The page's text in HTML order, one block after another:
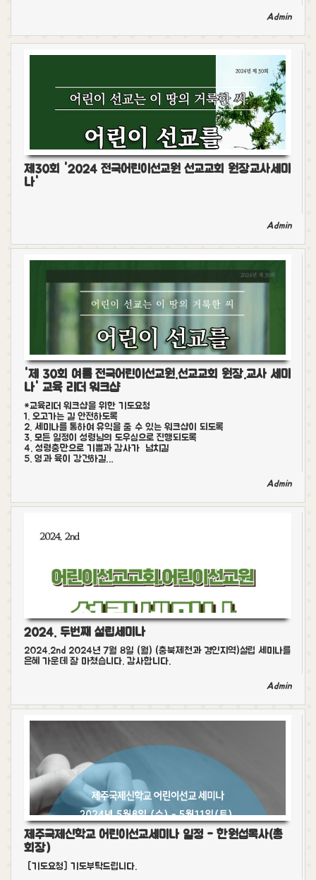
Admin
제30회 '2024 전국어린이선교원 선교교회 원장교사세미
나'
Admin
'제 30회 여름 전국어린이선교원.선교교회 원장.교사 세미
나' 교육 리더 워크샵
*교육리더 워크샵을 위한 ​기도요청
1. 오고가는 길 안전하도록
2. 세미나를 통하여 유익을 줄 수 있는 워크샵이 되도록
3. 모든 일정이 성령님의 도우심으로 진행되도록
4. 성령충만으로 기쁨과 감사가 넘치길
5. 영과 육이 강건하길…
Admin
2024. 두번째 설립세미나
2024.2nd 2024년 7월 8일 (월) (충북제천과 경인지역)설립 세미나를
은혜 가운데 잘 마쳤습니다. 감사합니다.
Admin
제주국제신학교 어린이선교세미나 일정 - 한원섭목사(총
회장)
[기도요청] 기도부탁드립니다.